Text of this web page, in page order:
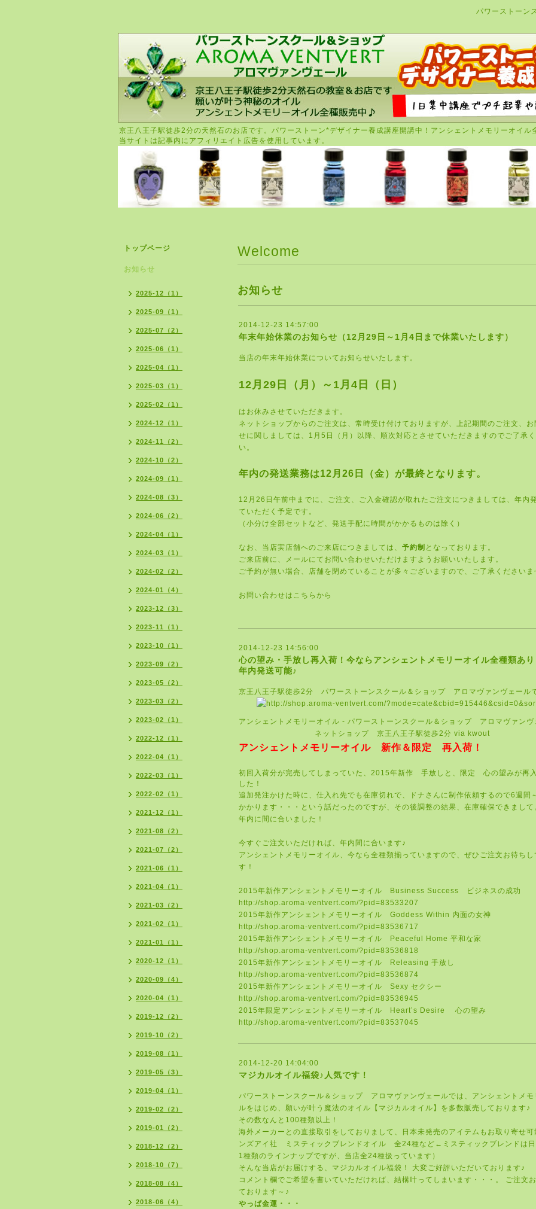
パワーストーン
京王八王子駅徒歩2分の天然石のお店です。パワーストーン*デザイナー養成講座開講中！アンシェントメモリーオイル
当サイトは記事内にアフィリエイト広告を使用しています。
Welcome
お知らせ
2014-12-23 14:57:00
年末年始休業のお知らせ（12月29日～1月4日まで休業いたします）
当店の年末年始休業についてお知らせいたします。
12月 29 日（月）～ 1月 4 日（日）
はお休みさせていただきます。
ネットショップからのご注文は、常時受け付けておりますが、上記期間のご注文、
せに関しましては、 1 月 5 日（月）以降、順次対応とさせていただきますのでご了承
い。
年内の発送業務は12 月 26 日（金）が最終となります。
12 月 26 日午前中までに、ご注文、ご入金確認が取れたご注文につきましては、年内
ていただく予定です。
（小分け全部セットなど、発送手配に時間がかかるものは除く）
なお、当店実店舗へのご来店につきましては、 予約制 となっております。
ご来店前に、メールにてお問い合わせいただけますようお願いいたします。
ご予約が無い場合、店舗を閉めていることが多々ございますので、ご了承くださいま
お問い合わせはこちらから
2014-12-23 14:56:00
心の望み・手放し再入荷！今ならアンシェントメモリーオイル全種類あ
年内発送可能♪
京王八王子駅徒歩2分 パワーストーンスクール＆ショップ アロマヴァンヴェール
アンシェントメモリーオイル - パワーストーンスクール＆ショップ アロマヴァン
ネットショップ 京王八王子駅徒歩2分 via kwout
アンシェントメモリーオイル 新作＆限定 再入荷！
初回入荷分が完売してしまっていた、 2015年新作 手放しと、限定 心の望みが再
した！
追加発注かけた時に、仕入れ先でも在庫切れで、ドナさんに制作依頼するので6週間
かかります・・・という話だったのですが、その後調整の結果、在庫確保できまして
年内に間に合いました！
今すぐご注文いただければ、年内間に合います♪
アンシェントメモリーオイル、今なら全種類揃っていますので、ぜひご注文お待ちし
す！
2015年新作アンシェントメモリーオイル Business Success ビジネスの成功
http://shop.aroma-ventvert.com/?pid=83533207
2015年新作アンシェントメモリーオイル Goddess Within 内面の女神
http://shop.aroma-ventvert.com/?pid=83536717
2015年新作アンシェントメモリーオイル Peaceful Home 平和な家
http://shop.aroma-ventvert.com/?pid=83536818
2015年新作アンシェントメモリーオイル Releasing 手放し
http://shop.aroma-ventvert.com/?pid=83536874
2015年新作アンシェントメモリーオイル Sexy セクシー
http://shop.aroma-ventvert.com/?pid=83536945
2015年限定アンシェントメモリーオイル Heart’s Desire
心の望み
http://shop.aroma-ventvert.com/?pid=83537045
2014-12-20 14:04:00
マジカルオイル福袋♪人気です！
パワーストーンスクール＆ショップ アロマヴァンヴェールでは、 アンシェントメ
ルをはじめ、願いが叶う魔法のオイル【マジカルオイル】を多数販売しております♪
その数なんと100種類以上！
海外メーカーとの直接取引をしておりまして、日本未発売のアイテムもお取り寄せ可
ンズアイ社 ミスティックブレンドオイル 全24種など←ミスティックブレンドは
1種類のラインナップですが、当店全24種扱っています）
そんな当店がお届けする、マジカルオイル福袋！ 大変ご好評いただいております♪
コメント欄でご希望を書いていただければ、結構叶ってしまいます・・・。 ご注文
ております～♪
やっぱ金運・・・
トップページ
お知らせ
2025-12（1）
2025-09（1）
2025-07（2）
2025-06（1）
2025-04（1）
2025-03（1）
2025-02（1）
2024-12（1）
2024-11（2）
2024-10（2）
2024-09（1）
2024-08（3）
2024-06（2）
2024-04（1）
2024-03（1）
2024-02（2）
2024-01（4）
2023-12（3）
2023-11（1）
2023-10（1）
2023-09（2）
2023-05（2）
2023-03（2）
2023-02（1）
2022-12（1）
2022-04（1）
2022-03（1）
2022-02（1）
2021-12（1）
2021-08（2）
2021-07（2）
2021-06（1）
2021-04（1）
2021-03（2）
2021-02（1）
2021-01（1）
2020-12（1）
2020-09（4）
2020-04（1）
2019-12（2）
2019-10（2）
2019-08（1）
2019-05（3）
2019-04（1）
2019-02（2）
2019-01（2）
2018-12（2）
2018-10（7）
2018-08（4）
2018-06（4）